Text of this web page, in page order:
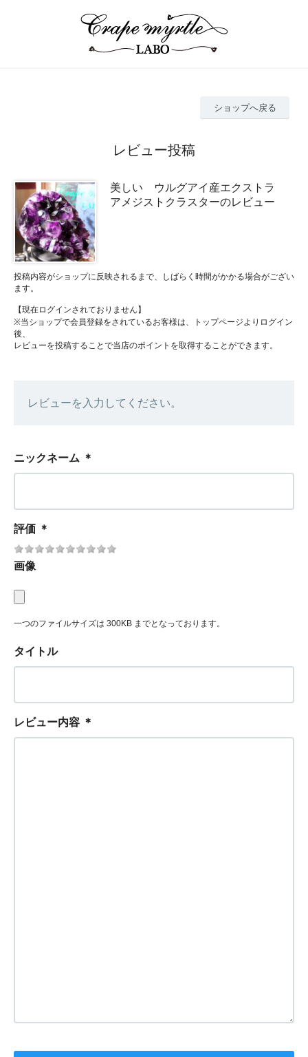
ショップへ戻る
レビュー投稿
美しい ウルグアイ産エクストラ
アメジストクラスターのレビュー
投稿内容がショップに反映されるまで、しばらく時間がかかる場合がござい
ます。
【現在ログインされておりません】
※当ショップで会員登録をされているお客様は、トップページよりログイン
後、
レビューを投稿することで当店のポイントを取得することができます。
レビューを入力してください。
ニックネーム ＊
評価 ＊
画像
一つのファイルサイズは 300KB までとなっております。
タイトル
レビュー内容 ＊